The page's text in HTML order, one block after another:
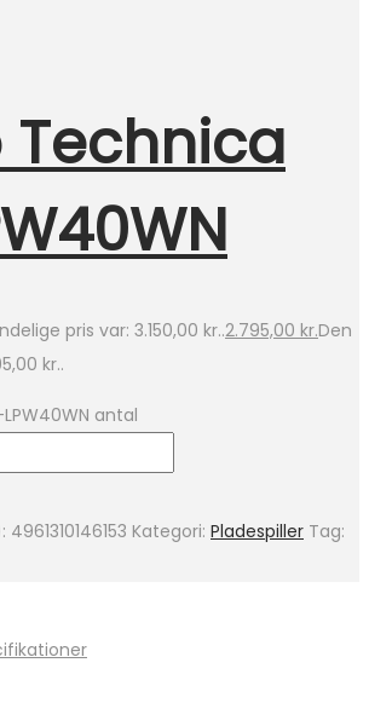
Technica
pris var: 3.150,00 kr..2.795,00 kr.Den
kr..
antal
4961310146153 Kategori: Pladespiller Tag: